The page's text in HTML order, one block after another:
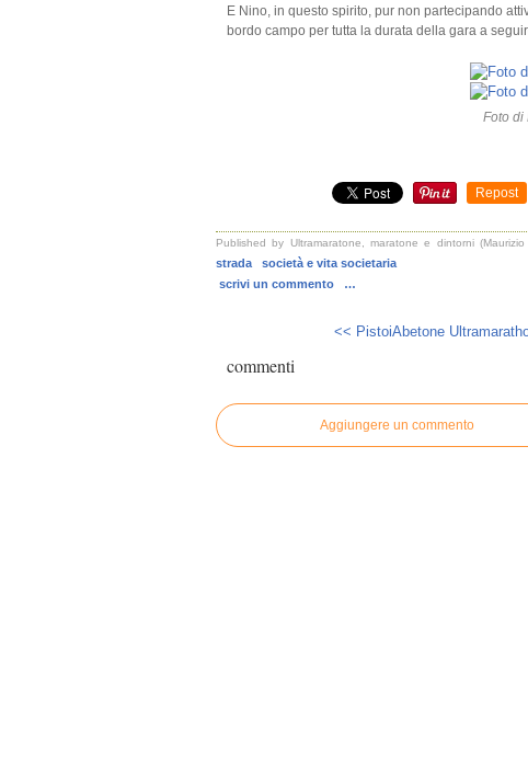
E Nino, in questo spirito, pur non partecipando
bordo campo per tutta la durata della gara a
Foto di
Repost
Published by Ultramaratone, maratone e dintorni (Maurizio
strada
società e vita societaria
scrivi un commento
…
<< PistoiAbetone
commenti
Aggiungere un commento